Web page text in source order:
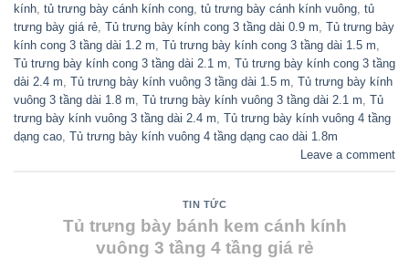
kính tủ trưng bày cánh kính cong tủ trưng bày cánh kính vuông tủ
trưng bày giá rẻ Tủ trưng bày kính cong 3 tầng dài 0.9 m Tủ trưng bày
kính cong 3 tầng dài 1.2 m Tủ trưng bày kính cong 3 tầng dài 1.5 m
Tủ trưng bày kính cong 3 tầng dài 2.1 m Tủ trưng bày kính cong 3 tầng
dài 2.4 m Tủ trưng bày kính vuông 3 tầng dài 1.5 m Tủ trưng bày kính
vuông 3 tầng dài 1.8 m Tủ trưng bày kính vuông 3 tầng dài 2.1 m Tủ
trưng bày kính vuông 3 tầng dài 2.4 m Tủ trưng bày kính vuông 4 tầng
dạng cao Tủ trưng bày kính vuông 4 tầng dạng cao dài 1.8m
Leave a comment
TIN TỨC
Tủ trưng bày bánh kem cánh kính
vuông 3 tầng 4 tầng giá rẻ